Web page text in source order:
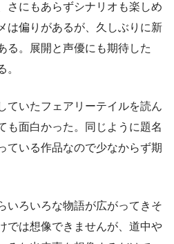
さにもあらずシナリオも楽しめ
は偏りがあるが、久しぶりに新
る。展開と声優にも期待した
。
ていたフェアリーテイルを読ん
も面白かった。同じように題名
ている作品なので少なからず期
いろいろな物語が広がってきそ
では想像できませんが、道中や